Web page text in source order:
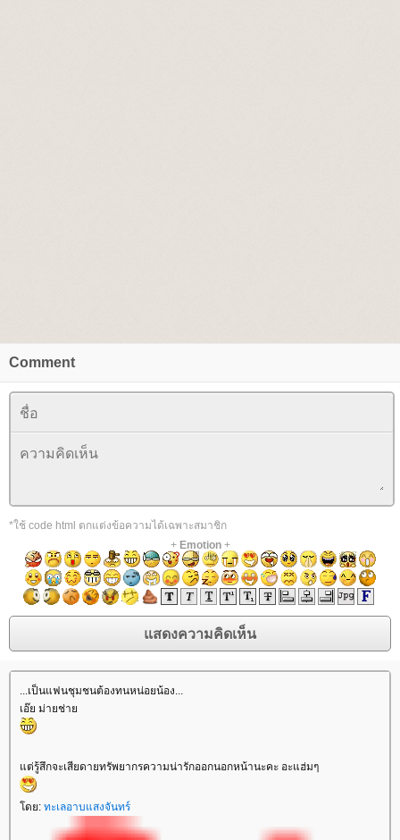
Comment
*ใช้ code html ตกแต่งข้อความได้เฉพาะสมาชิก
+ Emotion+
...เป็นแฟนชุมชนต้องทนหน่อยน้อง...
เอ๊ย ม่ายช่า
ต่รู้สึกจะเสียดายทรัพยากรความน่ารักออกนอกหน้านะคะ อะแฮ่มๆ
ดย: ทะเลอาบแสงจันทร์